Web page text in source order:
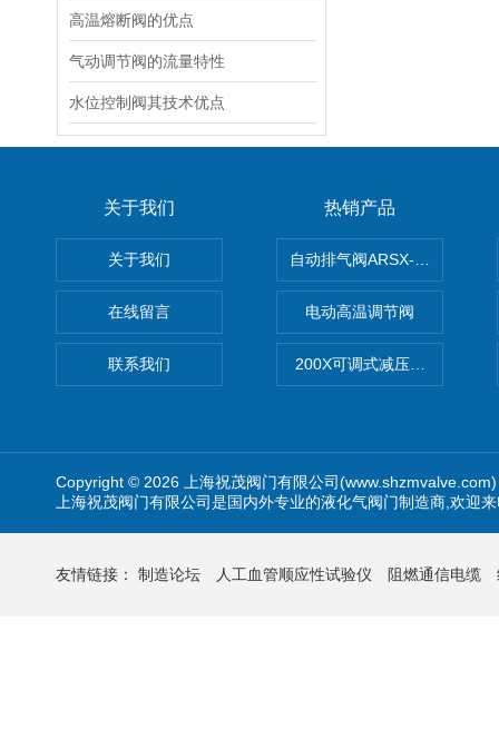
高温熔断阀的优点
气动调节阀的流量​特性
水位控制阀其技术优点
关于我们
关于我们
在线留言
联系我们
热销产品
自动排气阀ARSX-0015/
电动高温调节阀
200X可调式减压阀（减压稳
Copyright © 2026 上海祝茂阀门有限公司
上海祝茂阀门有限公司是国内外专业的液化气阀门制造商,欢迎
友情链接： 制造论坛 人工血管顺应性试验仪 阻燃通信电缆